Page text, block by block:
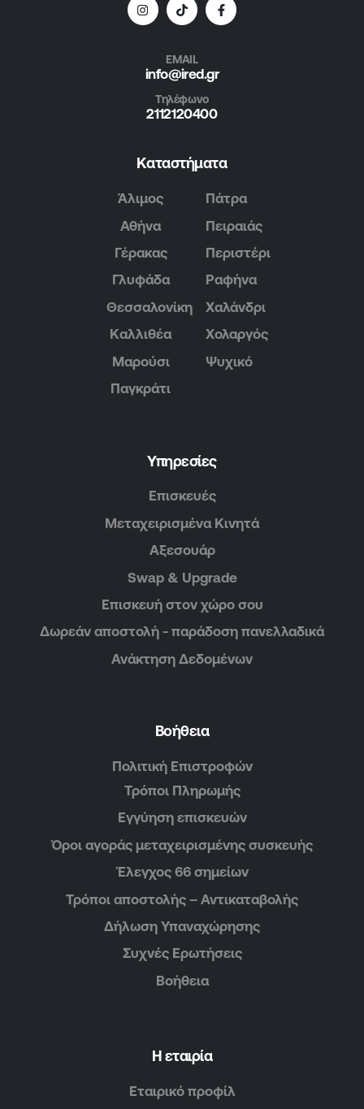
EMAIL
info@ired.gr
Τηλέφωνο
2112120400
Καταστήματα
Άλιμος
Αθήνα
Γέρακας
Γλυφάδα
Θεσσαλονίκη
Καλλιθέα
Μαρούσι
Παγκράτι
Πάτρα
Πειραιάς
Περιστέρι
Ραφήνα
Χαλάνδρι
Χολαργός
Ψυχικό
Υπηρεσίες
Επισκευές
Μεταχειρισμένα Κινητά
Αξεσουάρ
Swap & Upgrade
Επισκευή στον χώρο σου
Δωρεάν αποστολή - παράδοση πανελλαδικά
Ανάκτηση Δεδομένων
Βοήθεια
Πολιτική Επιστροφών
Τρόποι Πληρωμής
Εγγύηση επισκευών
Όροι αγοράς μεταχειρισμένης συσκευής
Έλεγχος 66 σημείων
Τρόποι αποστολής – Αντικαταβολής
Δήλωση Υπαναχώρησης
Συχνές Ερωτήσεις
Βοήθεια
Η εταιρία
Εταιρικό προφίλ